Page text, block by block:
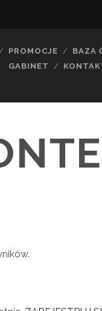
PROMOCJE BAZA
GABINET